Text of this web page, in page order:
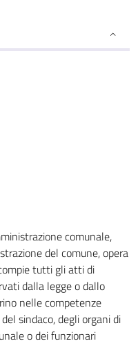
comunale,
del comune, opera
tutti gli atti di
dalla legge o dallo
nelle competenze
sindaco, degli organi di
o dei funzionari